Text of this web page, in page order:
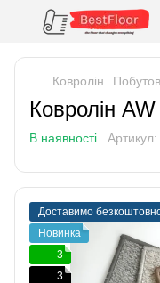
Ковролін
Ковролін
В наявності Артикул:
Доставимо
Новинка
3
3